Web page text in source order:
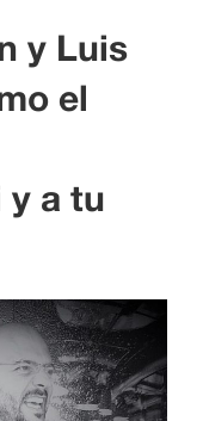
y Luis
el
a tu